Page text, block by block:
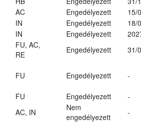
AC Engedélyezett
15/
IN Engedélyezett
18/
IN Engedélyezett
FU, AC,
RE
Engedélyezett
31/
FU Engedélyezett -
FU Engedélyezett
-
AC, IN
Nem
engedélyezett
-